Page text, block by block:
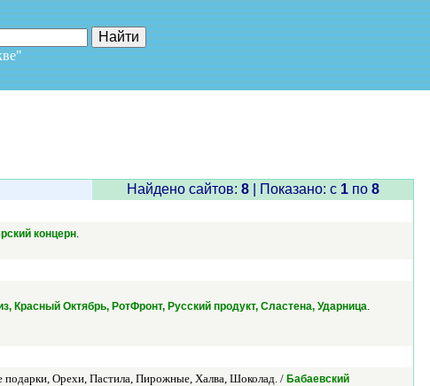
Найдено сайтов: 8| Показано: c 1по 8
концерн.
Красный Октябрь, РотФронт, Русский продукт, Сластена, Ударница.
Орехи, Пастила, Пирожные, Халва, Шоколад. / Бабаевский